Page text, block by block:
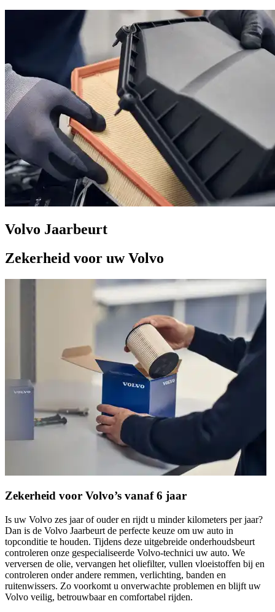
Volvo Jaarbeurt
Zekerheid voor uw Volvo
Zekerheid voor Volvo’s vanaf 6 jaar
Is uw Volvo zes jaar of ouder en rijdt u minder kilometers per jaar?
Dan is de Volvo Jaarbeurt de perfecte keuze om uw auto in
topconditie te houden. Tijdens deze uitgebreide onderhoudsbeurt
controleren onze gespecialiseerde Volvo-technici uw auto. We
verversen de olie, vervangen het oliefilter, vullen vloeistoffen bij en
controleren onder andere remmen, verlichting, banden en
ruitenwissers. Zo voorkomt u onverwachte problemen en blijft uw
Volvo veilig, betrouwbaar en comfortabel rijden.